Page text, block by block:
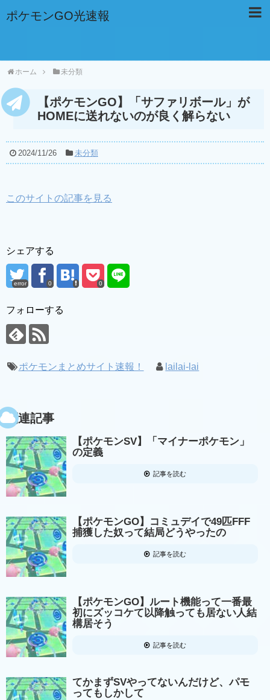
ポケモンGO光速報
ホーム 未分類
【ポケモンGO】「サファリボール」が
HOMEに送れないのが良く解らない
2024/11/26 未分類
このサイトの記事を見る
シェアする
error 0 0
フォローする
ポケモンまとめサイト速報！ lailai-lai
関連記事
【ポケモンSV】「マイナーポケモン」
の定義
記事を読む
【ポケモンGO】コミュデイで49匹FFF
捕獲した奴って結局どうやったの
記事を読む
【ポケモンGO】ルート機能って一番最
初にズッコケて以降触っても居ない人結
構居そう
記事を読む
てかまずSVやってないんだけど、パモ
ってもしかして